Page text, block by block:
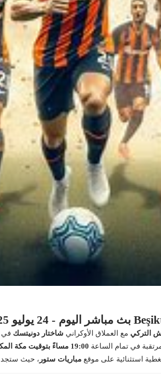
التركي مع العملاق الأوكراني شاختار دونيتسك في
في تمام الساعة 19:00 مساءً بتوقيت مكة المكرمة
استثنائية على موقعمباريات ستور ، حيث ستجد